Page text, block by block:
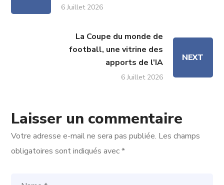
6 Juillet 2026
La Coupe du monde de
football, une vitrine des
apports de l'IA
6 Juillet 2026
NEXT
Laisser un commentaire
Votre adresse e-mail ne sera pas publiée. Les champs
obligatoires sont indiqués avec*